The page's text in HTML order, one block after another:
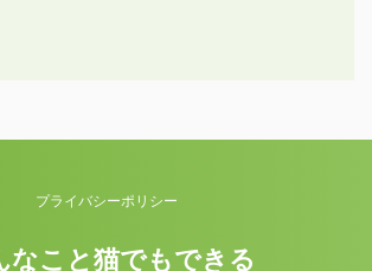
プライバシーポリシー
なこと猫でもできる